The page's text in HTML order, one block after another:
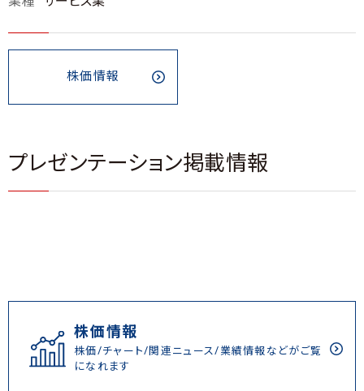
株価情報
プレゼンテーション掲載情報
株価情報
株価/チャート/関連ニュース/業績情報などがご覧
になれます